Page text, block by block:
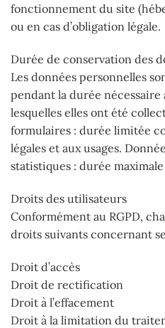
fonctionnement du site
ou en cas d’obligation légale.
Durée de conservation des
Les données personnelles
pendant la durée
lesquelles elles ont été
formulaires : durée limitée
légales et aux usages.
statistiques : durée maximale
Droits des utilisateurs
Conformément au RGPD,
droits suivants concernant
Droit d’accès
Droit de rectification
Droit à l’effacement
Droit à la limitation du